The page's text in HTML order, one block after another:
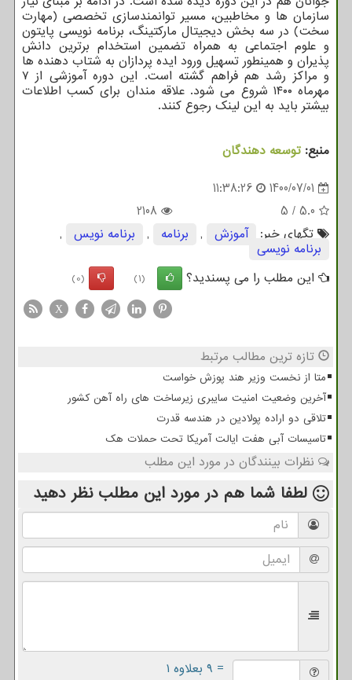
سازمان ها و مخاطبین، مسیر توانمندسازی تخصصی (مهارت
سخت) در سه بخش دیجیتال مارکتینگ، برنامه نویسی پایتون
و علوم اجتماعی به همراه تضمین استخدام برترین دانش
پذیران و همینطور تسهیل ورود ایده پردازان به شتاب دهنده ها
و مراکز رشد هم فراهم گشته است. این دوره آموزشی از ۷
مهرماه ۱۴۰۰ شروع می شود. علاقه مندان برای کسب اطلاعات
بیشتر باید به این لینک رجوع کنند.
منبع: توسعه دهندگان
1400/07/01
11:38:26
5.0
/
5
2108
تگهای خبر:
آموزش , برنامه , برنامه نویس ,
برنامه نویسی
این مطلب را می پسندید؟
(1)
(0)
X
تازه ترین مطالب مرتبط
متا از نخست وزیر هند پوزش خواست
آخرین وضعیت امنیت سایبری زیرساخت های راه آهن کشور
تلاقی دو اراده پولادین در هندسه قدرت
تاسیسات آبی هفت ایالت آمریکا تحت حملات هک
نظرات بینندگان در مورد این مطلب
لطفا شما هم در مورد این مطلب نظر دهید
= ۹ بعلاوه ۱